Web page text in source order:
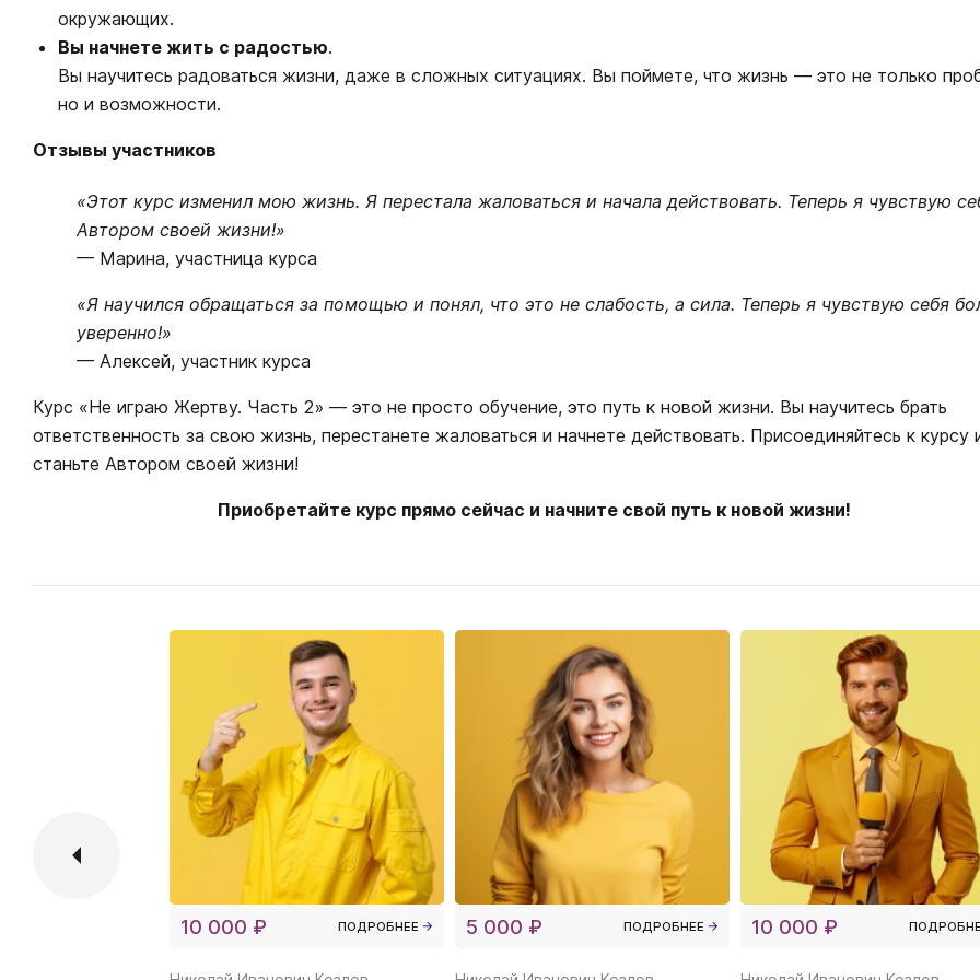
окружающих.
Вы начнете жить с радостью.
Вы научитесь радоваться жизни, даже в сложных ситуациях. Вы поймете, что жизнь — это не только
но и возможности.
Отзывы участников
«Этот курс изменил мою жизнь. Я перестала жаловаться и начала действовать. Теперь я чувствую
Автором своей жизни!»
— Марина, участница курса
«Я научился обращаться за помощью и понял, что это не слабость, а сила. Теперь я чувствую себя
уверенно!»
— Алексей, участник курса
Курс «Не играю Жертву. Часть 2» — это не просто обучение, это путь к новой жизни. Вы научитесь брать
ответственность за свою жизнь, перестанете жаловаться и начнете действовать. Присоединяйтесь к курсу
станьте Автором своей жизни!
Приобретайте курс прямо сейчас и начните свой путь к новой жизни!
10 000 ₽ ПОДРОБНЕЕ 5 000 ₽ ПОДРОБНЕЕ 10 000 ₽